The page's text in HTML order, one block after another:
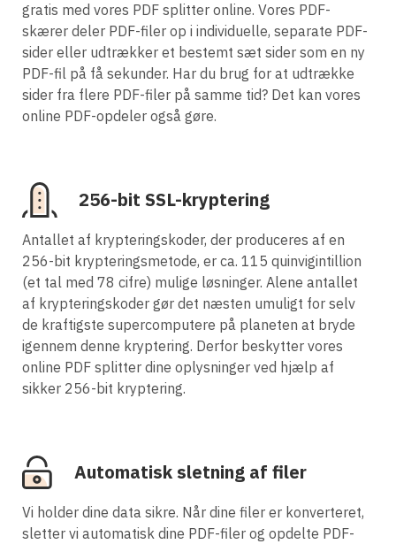
gratis med vores PDF splitter online. Vores PDF-
skærer deler PDF-filer op i individuelle, separate PDF-
sider eller udtrækker et bestemt sæt sider som en ny
PDF-fil på få sekunder. Har du brug for at udtrække
sider fra flere PDF-filer på samme tid? Det kan vores
online PDF-opdeler også gøre.
256-bit SSL-kryptering
Antallet af krypteringskoder, der produceres af en
256-bit krypteringsmetode, er ca. 115 quinvigintillion
(et tal med 78 cifre) mulige løsninger. Alene antallet
af krypteringskoder gør det næsten umuligt for selv
de kraftigste supercomputere på planeten at bryde
igennem denne kryptering. Derfor beskytter vores
online PDF splitter dine oplysninger ved hjælp af
sikker 256-bit kryptering.
Automatisk sletning af filer
Vi holder dine data sikre. Når dine filer er konverteret,
sletter vi automatisk dine PDF-filer og opdelte PDF-